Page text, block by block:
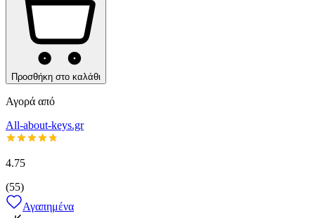
Προσθήκη στο καλάθι
Αγορά από
All-about-keys.gr
4.75
(55)
Αγαπημένα